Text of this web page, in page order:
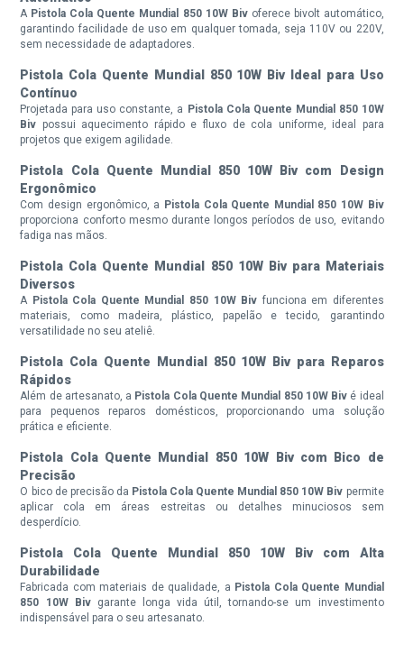
A Pistola Cola Quente Mundial 850 10W Bivoferece bivolt automático,
garantindo facilidade de uso em qualquer tomada, seja 110V ou 220V,
sem necessidade de adaptadores.
Pistola Cola Quente Mundial 850 10W Biv Ideal para Uso
Contínuo
Projetada para uso constante, a Pistola Cola Quente Mundial 850 10W
Biv possui aquecimento rápido e fluxo de cola uniforme, ideal para
projetos que exigem agilidade.
Pistola Cola Quente Mundial 850 10W Biv com Design
Ergonômico
Com design ergonômico, a Pistola Cola Quente Mundial 850 10W Biv
proporciona conforto mesmo durante longos períodos de uso, evitando
fadiga nas mãos.
Pistola Cola Quente Mundial 850 10W Biv para Materiais
Diversos
A Pistola Cola Quente Mundial 850 10W Biv funciona em diferentes
materiais, como madeira, plástico, papelão e tecido, garantindo
versatilidade no seu ateliê.
Pistola Cola Quente Mundial 850 10W Biv para Reparos
Rápidos
Além de artesanato, a Pistola Cola Quente Mundial 850 10W Biv é ideal
para pequenos reparos domésticos, proporcionando uma solução
prática e eficiente.
Pistola Cola Quente Mundial 850 10W Biv com Bico de
Precisão
O bico de precisão da Pistola Cola Quente Mundial 850 10W Biv permite
aplicar cola em áreas estreitas ou detalhes minuciosos sem
desperdício.
Pistola Cola Quente Mundial 850 10W Biv com Alta
Durabilidade
Fabricada com materiais de qualidade, a Pistola Cola Quente Mundial
850 10W Bivgarante longa vida útil, tornando-se um investimento
indispensável para o seu artesanato.